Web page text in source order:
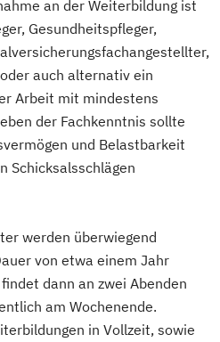
für die
)stationäre Pflege
Eignungsprüfung zur
Anerkennung
und Betreuung
Menschen
an der Weiterbildung ist
Gesundheitspfleger,
auch alternativ ein
Arbeit mit mindestens
der Fachkenntnis sollte
und Belastbarkeit
Schicksalsschlägen
werden überwiegend
von etwa einem Jahr
dann an zwei Abenden
am Wochenende.
in Vollzeit, sowie